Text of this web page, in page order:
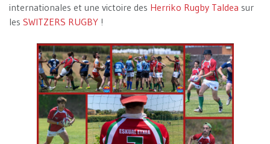
internationales et une victoire des Herriko Rugby Taldea sur
les SWITZERS RUGBY !